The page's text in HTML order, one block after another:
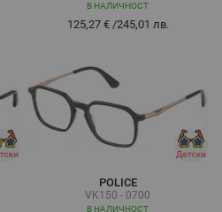
В НАЛИЧНОСТ
125,27 €/245,01 лв.
POLICE
VK150 - 0700
В НАЛИЧНОСТ